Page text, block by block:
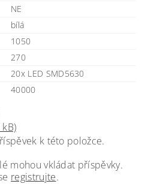
NE
bílá
1050
270
20x LED SMD5630
40000
k této položce.
mohou vkládat příspěvky.
registrujte.